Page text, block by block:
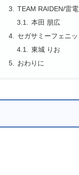
TEAM RAIDEN/雷電
本田 朋広
セガサミーフェニ
東城 りお
おわりに